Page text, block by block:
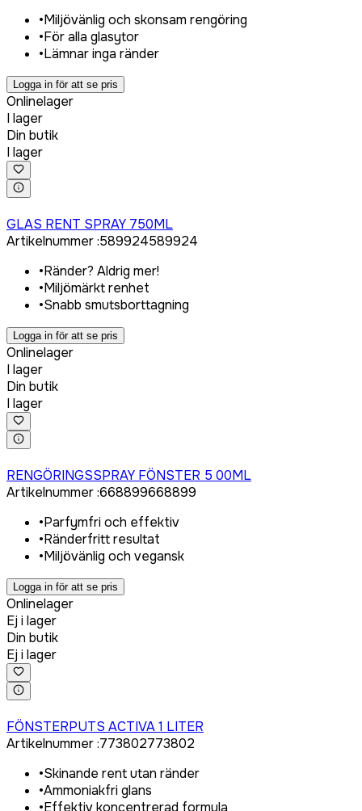
•Miljövänlig och skonsam rengöring
•För alla glasytor
•Lämnar inga ränder
Logga in för att se pris
Onlinelager
I lager
Din butik
I lager
GLAS RENT SPRAY 750ML
Artikelnummer:589924589924
•Ränder? Aldrig mer!
•Miljömärkt renhet
•Snabb smutsborttagning
Logga in för att se pris
Onlinelager
I lager
Din butik
I lager
RENGÖRINGSSPRAY FÖNSTER 5 00ML
Artikelnummer:668899668899
•Parfymfri och effektiv
•Ränderfritt resultat
•Miljövänlig och vegansk
Logga in för att se pris
Onlinelager
Ej i lager
Din butik
Ej i lager
FÖNSTERPUTS ACTIVA 1 LITER
Artikelnummer:773802773802
•Skinande rent utan ränder
•Ammoniakfri glans